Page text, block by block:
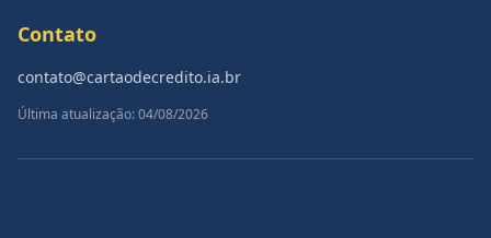
Contato
contato@cartaodecredito.ia.br
Última atualização: 04/08/2026